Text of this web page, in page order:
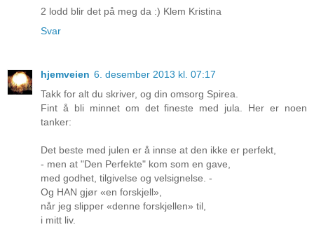
2 lodd blir det på meg da :) Klem Kristina
Svar
hjemveien 6. desember 2013 kl. 07:17
Takk for alt du skriver, og din omsorg Spirea.
Fint å bli minnet om det fineste med jula. Her er noen
tanker:
Det beste med julen er å innse at den ikke er perfekt,
- men at "Den Perfekte" kom som en gave,
med godhet, tilgivelse og velsignelse. -
Og HAN gjør «en forskjell»,
når jeg slipper «denne forskjellen» til,
i mitt liv.